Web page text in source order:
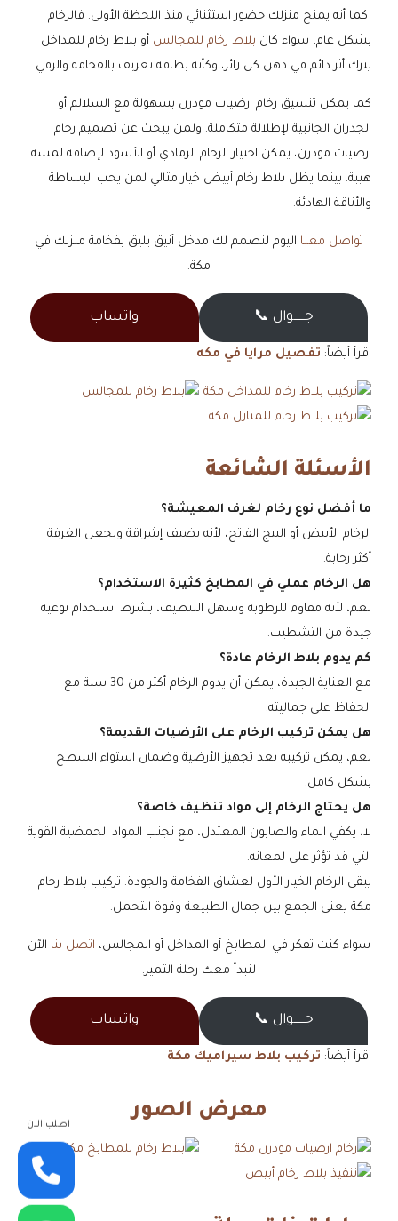
كما أنه يمنح منزلك حضور استثنائي منذ اللحظة الأولى. فالرخام
بشكل عام، سواء كان بلاط رخام للمجالس أو بلاط رخام للمداخل
يترك أثر دائم في ذهن كل زائر، وكأنه بطاقة تعريف بالفخامة والرقي.
كما يمكن تنسيق رخام ارضيات مودرن بسهولة مع السلالم أو
الجدران الجانبية لإطلالة متكاملة. ولمن يبحث عن تصميم رخام
ارضيات مودرن، يمكن اختيار الرخام الرمادي أو الأسود لإضافة لمسة
هيبة. بينما يظل بلاط رخام أبيض خيار مثالي لمن يحب البساطة
والأناقة الهادئة.
تواصل معنا اليوم لنصمم لك مدخل أنيق يليق بفخامة منزلك في
مكة.
جــــــوال 📞 واتساب
اقرأ أيضاً: تفصيل مرايا في مكه
الأسئلة الشائعة
ما أفضل نوع رخام لغرف المعيشة؟
الرخام الأبيض أو البيج الفاتح، لأنه يضيف إشراقة ويجعل الغرفة
أكثر رحابة.
هل الرخام عملي في المطابخ كثيرة الاستخدام؟
نعم، لأنه مقاوم للرطوبة وسهل التنظيف، بشرط استخدام نوعية
جيدة من التشطيب.
كم يدوم بلاط الرخام عادة؟
مع العناية الجيدة، يمكن أن يدوم الرخام أكثر من 30 سنة مع
الحفاظ على جماليته.
هل يمكن تركيب الرخام على الأرضيات القديمة؟
نعم، يمكن تركيبه بعد تجهيز الأرضية وضمان استواء السطح
بشكل كامل.
هل يحتاج الرخام إلى مواد تنظيف خاصة؟
لا، يكفي الماء والصابون المعتدل، مع تجنب المواد الحمضية القوية
التي قد تؤثر على لمعانه.
يبقى الرخام الخيار الأول لعشاق الفخامة والجودة. تركيب بلاط رخام
مكة يعني الجمع بين جمال الطبيعة وقوة التحمل.
سواء كنت تفكر في المطابخ أو المداخل أو المجالس، اتصل بنا الآن
لنبدأ معك رحلة التميز.
جــــــوال 📞 واتساب
اقرأ أيضاً: تركيب بلاط سيراميك مكة
معرض الصور
اطلب الان